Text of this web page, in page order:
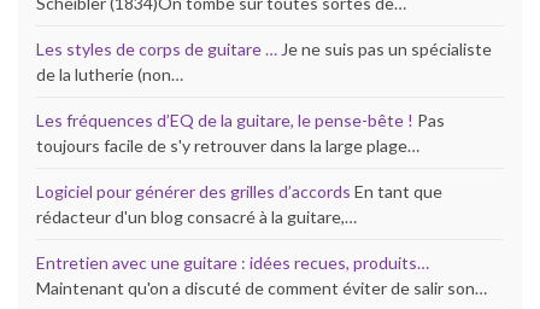
Les styles de corps de guitare … Je ne suis pas un spécialiste
de la lutherie (non…
Les fréquences d’EQ de la guitare, le pense-bête ! Pas
toujours facile de s'y retrouver dans la large plage…
Logiciel pour générer des grilles d’accords En tant que
rédacteur d'un blog consacré à la guitare,…
Entretien avec une guitare : idées recues, produits…
Maintenant qu'on a discuté de comment éviter de salir son…